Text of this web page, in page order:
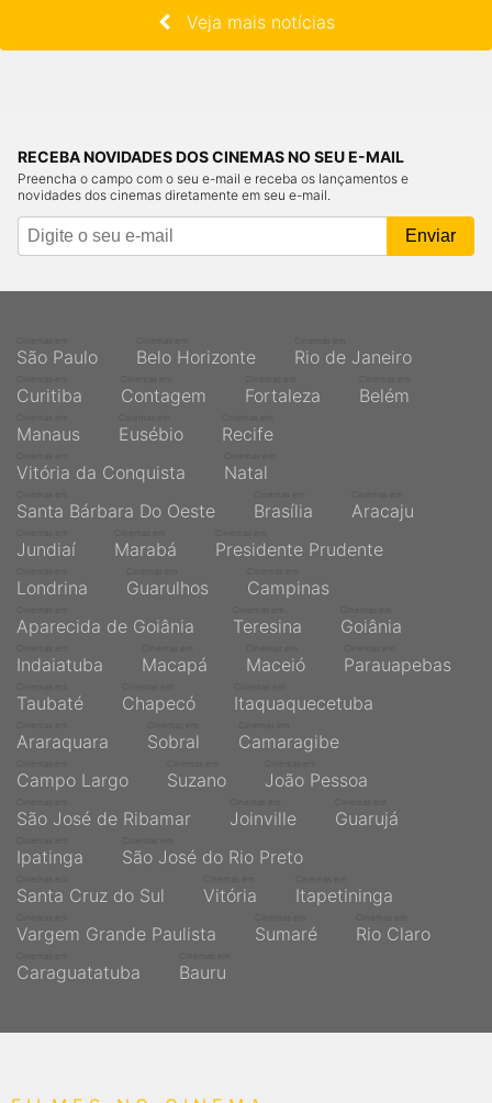
Veja mais notícias
RECEBA NOVIDADES DOS CINEMAS NO SEU E-MAIL
Preencha o campo com o seu e-mail e receba os lançamentos e
novidades dos cinemas diretamente em seu e-mail.
São Paulo Belo Horizonte Rio de Janeiro
Curitiba Contagem Fortaleza Belém
Manaus Eusébio Recife
Vitória da Conquista Natal
Santa Bárbara Do Oeste Brasília Aracaju
Jundiaí Marabá Presidente Prudente
Londrina Guarulhos Campinas
Aparecida de Goiânia Teresina Goiânia
Indaiatuba Macapá Maceió Parauapebas
Taubaté Chapecó Itaquaquecetuba
Araraquara Sobral Camaragibe
Campo Largo Suzano João Pessoa
São José de Ribamar Joinville Guarujá
Ipatinga São José do Rio Preto
Santa Cruz do Sul Vitória Itapetininga
Vargem Grande Paulista Sumaré Rio Claro
Caraguatatuba Bauru